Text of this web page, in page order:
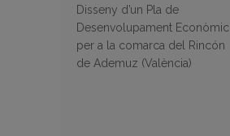
Disseny d’un Pla de
Desenvolupament Econòmic
per a la comarca del Rincón
de Ademuz (València)